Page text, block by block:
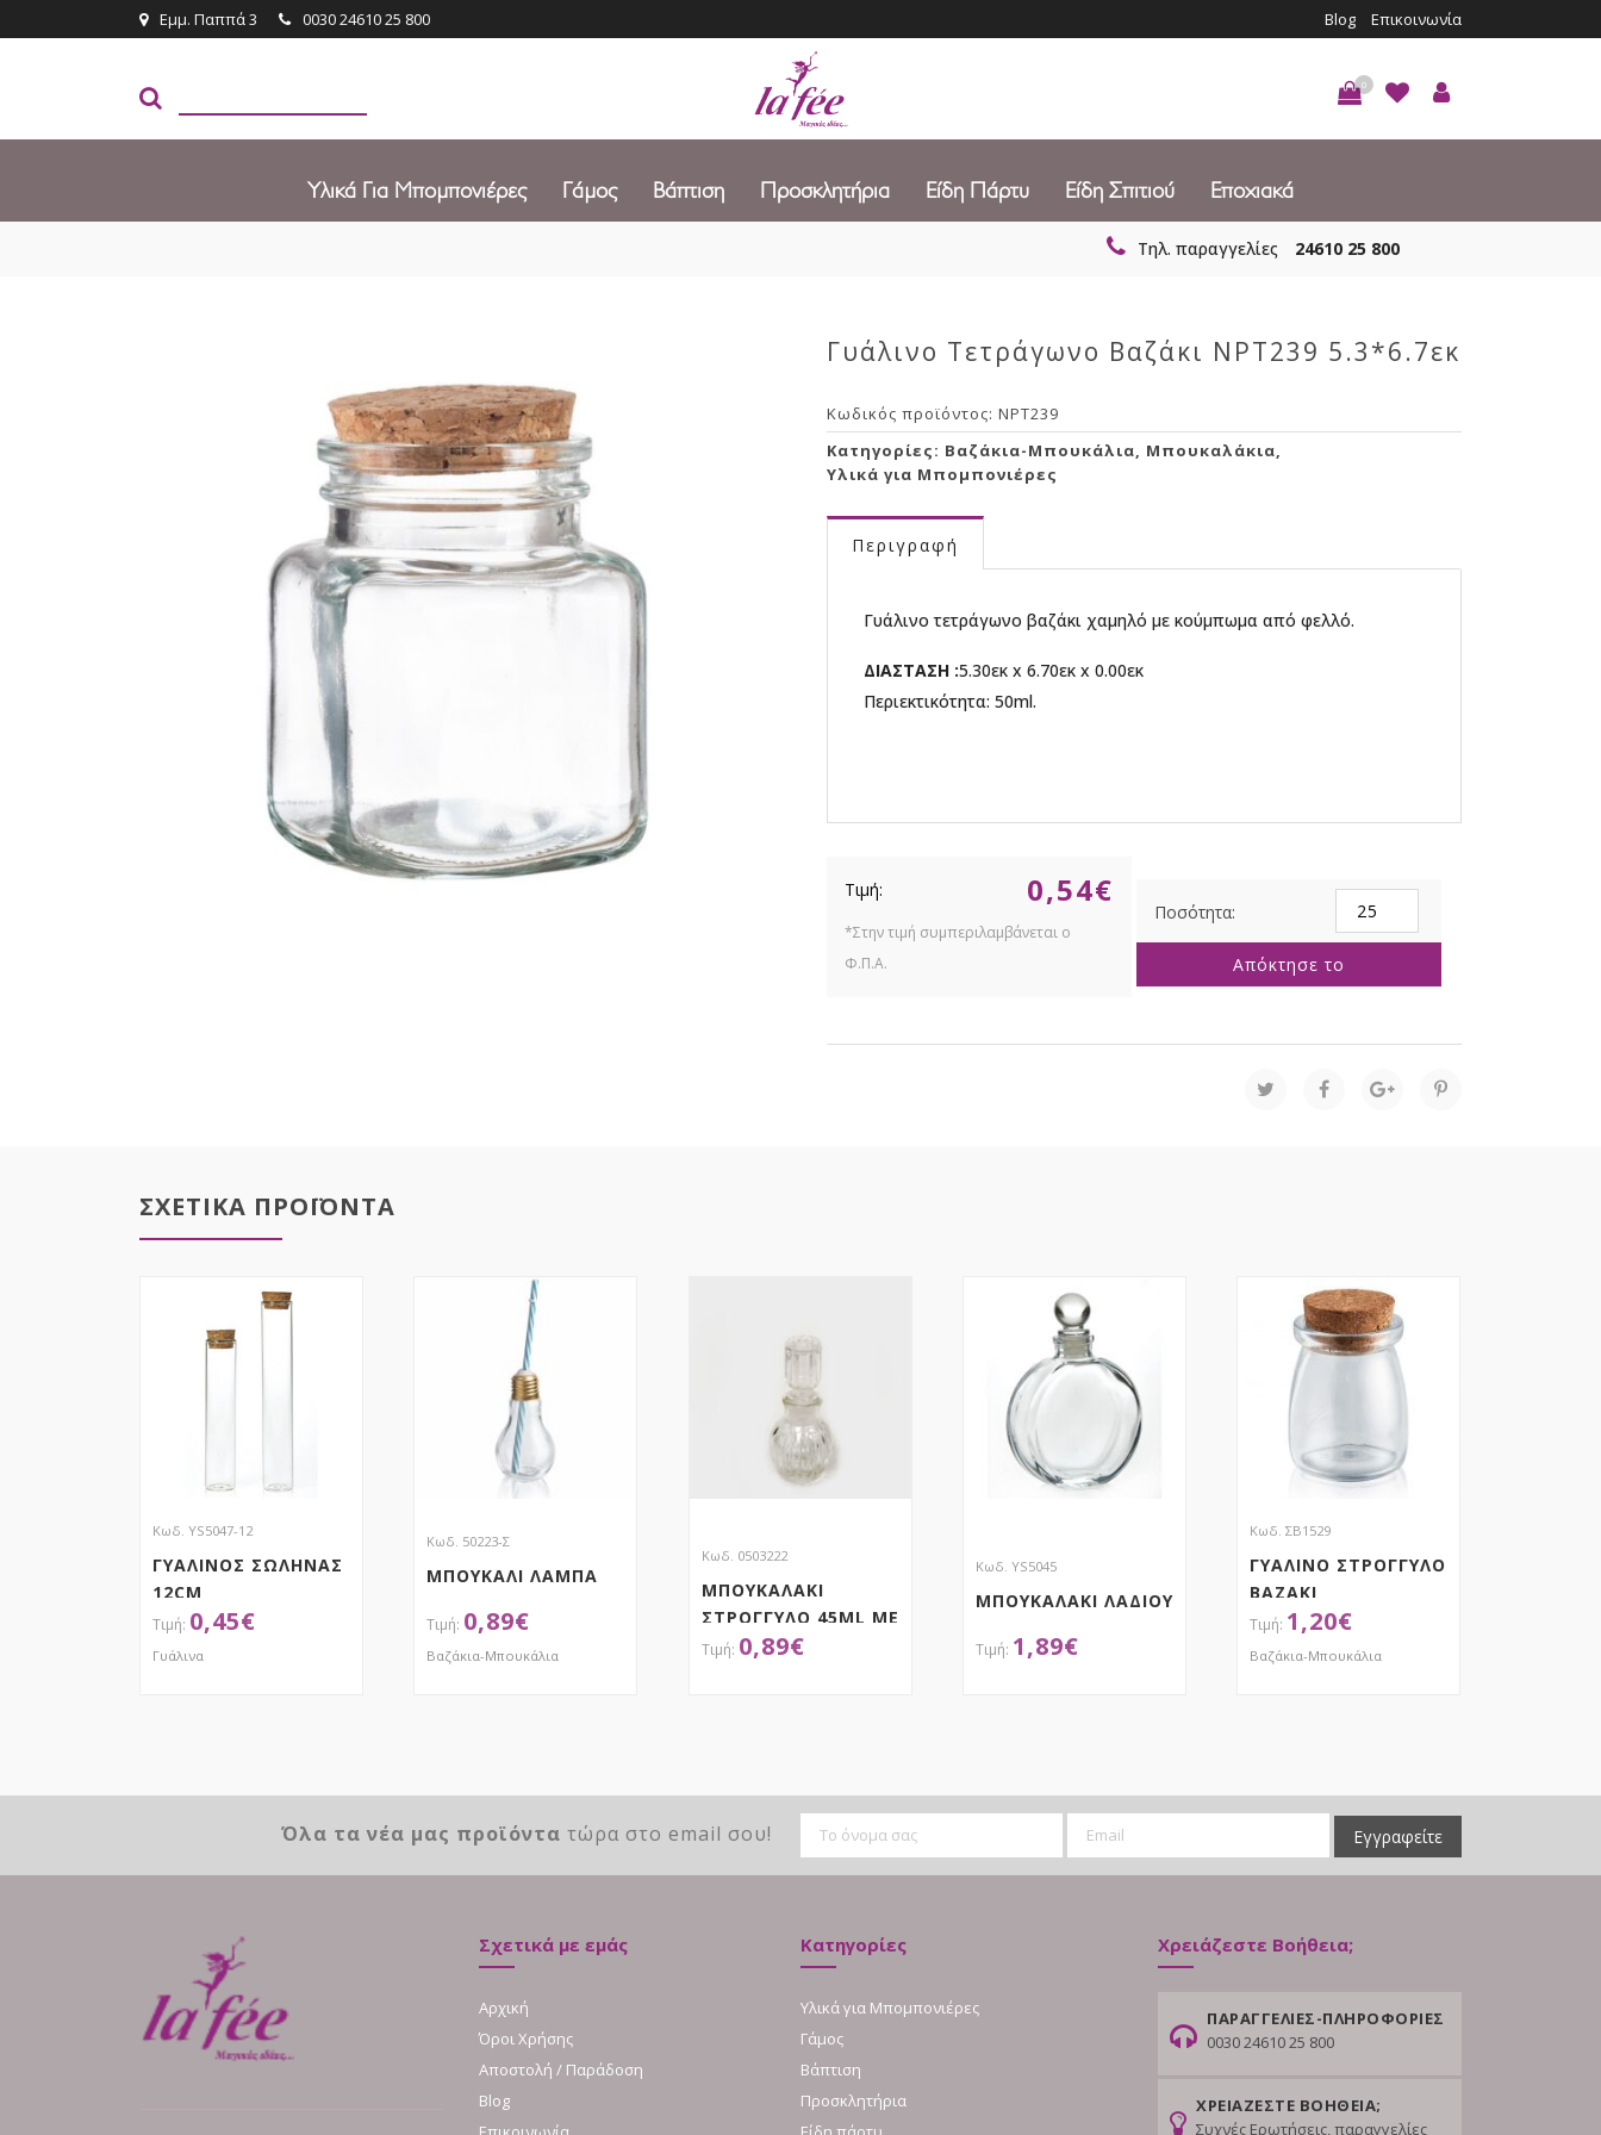
Εμμ. Παππά 3 0030 24610 25 800 Blog Επικοινωνία
0
Υλικά Για Μπομπονιέρες Γάμος Βάπτιση Προσκλητήρια Είδη Πάρτυ Είδη Σπιτιού Εποχιακά
Τηλ. παραγγελίες 24610 25 800
Γυάλινο Τετράγωνο Βαζάκι NPT239 5.3*6.7εκ
Κωδικός προϊόντος:NPT239
Κατηγορίες: Βαζάκια-Μπουκάλια, Μπουκαλάκια,
Υλικά για Μπομπονιέρες
Περιγραφή
Γυάλινο τετράγωνο βαζάκι χαμηλό με κούμπωμα από φελλό.
ΔΙΑΣΤΑΣΗ :5.30εκ x 6.70εκ x 0.00εκ
Περιεκτικότητα: 50ml.
0,54€
Τετράγωνο
Βαζάκι
NPT239
5.3*6.7εκ
Απόκτησε το
ΣΧΕΤΙΚΑ ΠΡΟΪΟΝΤΑ
Κωδ. YS5047-12
ΓΥΑΛΙΝΟΣ ΣΩΛΗΝΑΣ
12CM
0,45€
Γυάλινα
Κωδ. 50223-Σ
ΜΠΟΥΚΑΛΙ ΛΑΜΠΑ
0,89€
Βαζάκια-Μπουκάλια
Κωδ. 0503222
ΜΠΟΥΚΑΛΑΚΙ
ΣΤΡΟΓΓΥΛΟ 45ML ΜΕ
ΚΑΠΑΚΙ 11CM
0,89€
Κωδ. YS5045
ΜΠΟΥΚΑΛΑΚΙ ΛΑΔΙΟΥ
1,89€
Κωδ. ΣΒ1529
ΓΥΑΛΙΝΟ ΣΤΡΟΓΓΥΛΟ
ΒΑΖΑΚΙ
1,20€
Βαζάκια-Μπουκάλια
Όλα τα νέα μας προϊόντα τώρα στο email σου! Εγγραφείτε
Σχετικά με εμάς
Αρχική
Όροι Χρήσης
Αποστολή / Παράδοση
Blog
Κατηγορίες
Υλικά για Μπομπονιέρες
Γάμος
Βάπτιση
Προσκλητήρια
Χρειάζεστε Βοήθεια;
ΠΑΡΑΓΓΕΛΙΕΣ-ΠΛΗΡΟΦΟΡΙΕΣ
0030 24610 25 800
ΧΡΕΙΑΖΕΣΤΕ ΒΟΗΘΕΙΑ;
Συχνές Ερωτήσεις, παραγγελίες